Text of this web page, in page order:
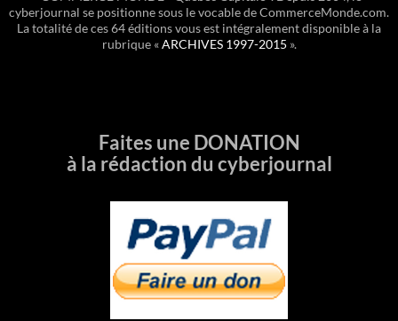
cyberjournal se positionne sous le vocable de CommerceMonde.com.
La totalité de ces 64 éditions vous est intégralement disponible à la
rubrique «ARCHIVES 1997-2015 ».
Faites une DONATION
à la rédaction du cyberjournal